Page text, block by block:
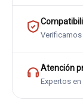
Atención
Expertos